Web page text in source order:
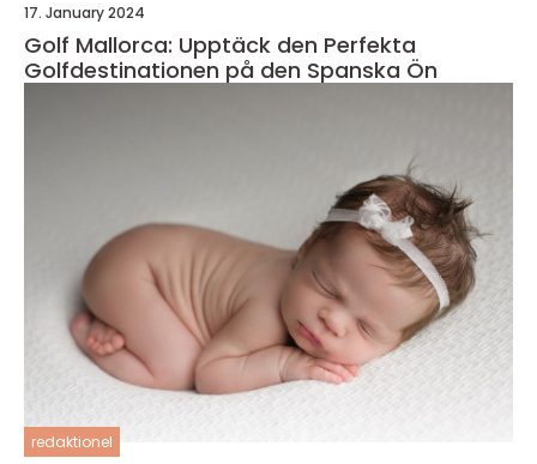
17. January 2024
Golf Mallorca: Upptäck den Perfekta
Golfdestinationen på den Spanska Ön
redaktionel